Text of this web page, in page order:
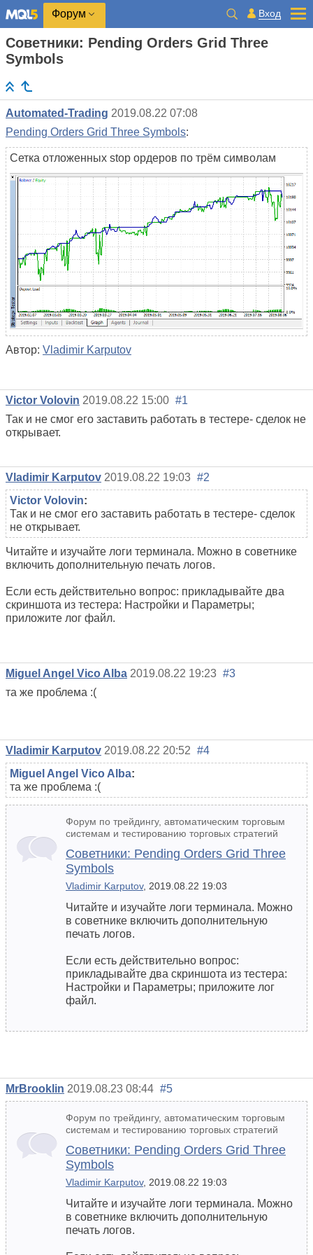
Форум Вход
Советники: Pending Orders Grid Three
Symbols
Automated-Trading 2019.08.22 07:08
Pending Orders Grid Three Symbols:
Сетка отложенных stop ордеров по трём символам
Автор: Vladimir Karputov
Victor Volovin 2019.08.22 15:00 #1
Так и не смог его заставить работать в тестере- сделок не
открывает.
Vladimir Karputov 2019.08.22 19:03 #2
Victor Volovin:
Так и не смог его заставить работать в тестере- сделок
не открывает.
Читайте и изучайте логи терминала. Можно в советнике
включить дополнительную печать логов.
Если есть действительно вопрос: прикладывайте два
скриншота из тестера: Настройки и Параметры;
приложите лог файл.
Miguel Angel Vico Alba 2019.08.22 19:23 #3
та же проблема :(
Vladimir Karputov 2019.08.22 20:52 #4
Miguel Angel Vico Alba:
та же проблема :(
Форум по трейдингу, автоматическим торговым
системам и тестированию торговых стратегий
Советники: Pending Orders Grid Three
Symbols
Vladimir Karputov, 2019.08.22 19:03
Читайте и изучайте логи терминала. Можно
в советнике включить дополнительную
печать логов.
Если есть действительно вопрос:
прикладывайте два скриншота из тестера:
Настройки и Параметры; приложите лог
файл.
MrBrooklin 2019.08.23 08:44 #5
Форум по трейдингу, автоматическим торговым
системам и тестированию торговых стратегий
Советники: Pending Orders Grid Three
Symbols
Vladimir Karputov, 2019.08.22 19:03
Читайте и изучайте логи терминала. Можно
в советнике включить дополнительную
печать логов.